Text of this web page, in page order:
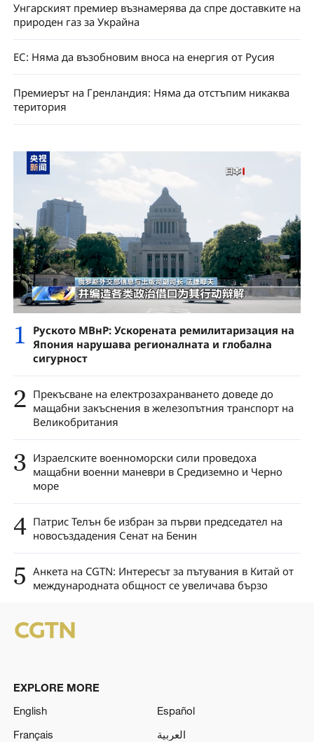
Унгарският премиер възнамерява да спре доставките на
природен газ за Украйна
ЕС: Няма да възобновим вноса на енергия от Русия
Премиерът на Гренландия: Няма да отстъпим никаква
територия
1
Руското МВнР: Ускорената ремилитаризация на
Япония нарушава регионалната и глобална
сигурност
2 Прекъсване на електрозахранването доведе до
мащабни закъснения в железопътния транспорт на
Великобритания
3 Израелските военноморски сили проведоха
мащабни военни маневри в Средиземно и Черно
море
4 Патрис Телън бе избран за първи председател на
новосъздадения Сенат на Бенин
5 Анкета на CGTN: Интересът за пътувания в Китай от
международната общност се увеличава бързо
EXPLORE MORE
English
Español
Français
العربية